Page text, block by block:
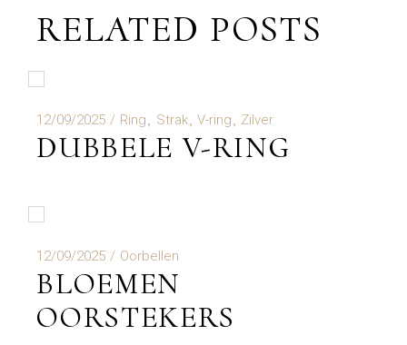
RELATED POSTS
12/09/2025 Ring Strak V-ring Zilver
DUBBELE V-RING
12/09/2025 Oorbellen
BLOEMEN
OORSTEKERS